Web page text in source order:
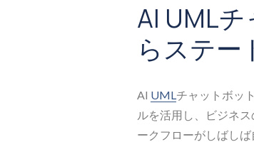
AI UML
らステー
AI UMLチャットボッ
ルを活用し、ビジネ
ークフローがしばし